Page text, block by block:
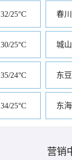
32/25°C 春川
30/25°C 城山
35/24°C 东
34/25°C 东海
营销